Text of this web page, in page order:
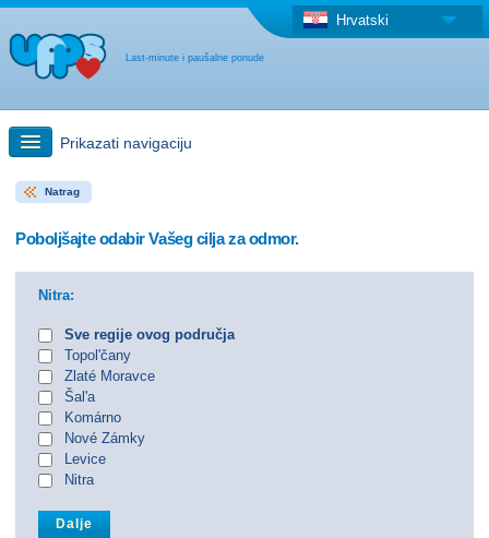
Last-minute i paušalne ponude
Hrvatski
Prikazati navigaciju
Brzo traženje
Druga država
Natrag
Poboljšajte odabir Vašeg cilja za odmor.
Nitra:
Sve regije ovog područja
Topol'čany
Zlaté Moravce
Šal'a
Komárno
Nové Zámky
Levice
Nitra